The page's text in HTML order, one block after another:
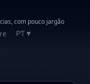
com pouco jargão
PT ▼